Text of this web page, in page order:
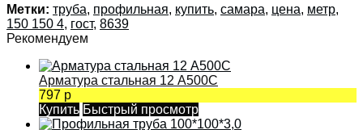
Метки: труба, профильная, купить, самара, цена, метр,
150 150 4, гост, 8639
Рекомендуем
Арматура стальная 12 А500С
797 р
Купить Быстрый просмотр